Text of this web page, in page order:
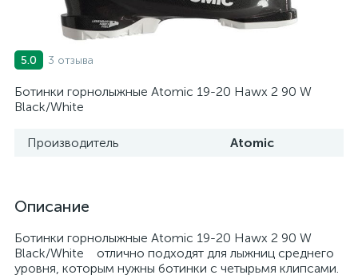
5.0 3 отзыва
Ботинки горнолыжные Atomic 19-20 Hawx 2 90 W
Black/White
Производитель Atomic
Описание
Ботинки горнолыжные Atomic 19-20 Hawx 2 90 W
Black/White отлично подходят для лыжниц среднего
уровня, которым нужны ботинки с четырьмя клипсами.